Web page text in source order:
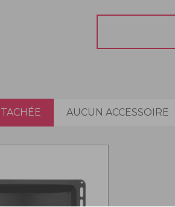
AUCUN ACCESSOIRE